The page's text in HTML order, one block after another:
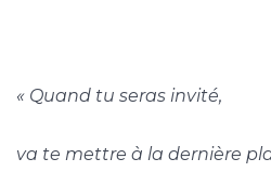
« Quand tu seras invité,
va te mettre à la dernière